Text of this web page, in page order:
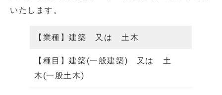
いたします。
【業種】建築 又は 土木
【種目】建築(一般建築) 又は 土
木(一般土木)